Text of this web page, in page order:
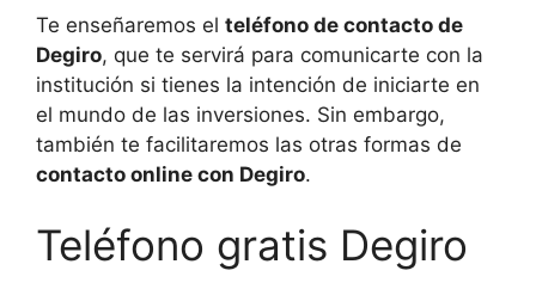
Te enseñaremos el teléfono de contacto de
Degiro, que te servirá para comunicarte con la
institución si tienes la intención de iniciarte en
el mundo de las inversiones. Sin embargo,
también te facilitaremos las otras formas de
contacto online con Degiro.
Teléfono gratis Degiro